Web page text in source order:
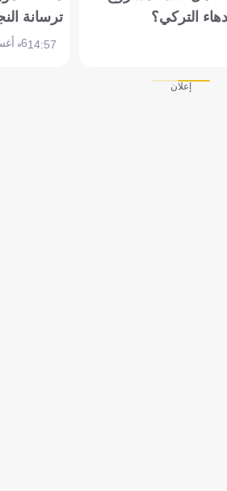
التركي؟
ترسانة
14:576 أغسطس 2026
إعلان